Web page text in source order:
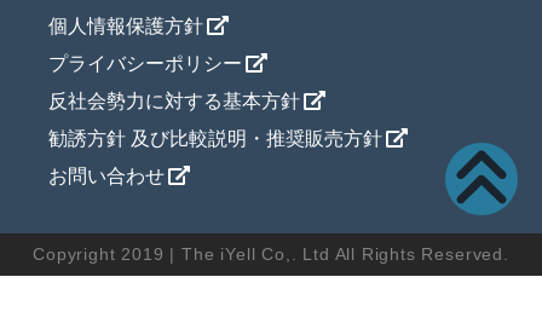
個人情報保護方針
プライバシーポリシー
反社会勢力に対する基本方針
勧誘方針 及び比較説明・推奨販売方針
お問い合わせ
Copyright 2019 | The iYell Co,. Ltd All Rights Reserved.